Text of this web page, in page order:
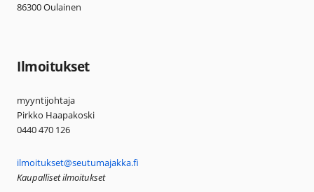
86300 Oulainen
Ilmoitukset
myyntijohtaja
Pirkko Haapakoski
0440 470 126
ilmoitukset@seutumajakka.fi
Kaupalliset ilmoitukset